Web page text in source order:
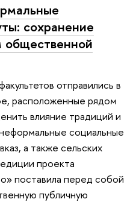
сохранение
отправились в
расположенные рядом
влияние традиций и
социальные
а также сельских
проекта
поставила перед собой
публичную